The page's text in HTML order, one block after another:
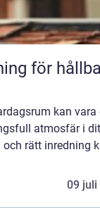
kan vara
atmosfär i
rätt inredning
09 juli